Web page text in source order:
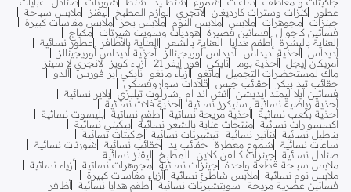
عطور
كنزات وسترات كارديغان لانجري لوازم المطبخ ليقنز
ملابس سباحة
جينزات مجوهرات ملابس ملابس النوم ملابس بحر ملابس مقاسات كبيرة
فساتين كاجوال
فساتين قصيرة هوديات وسويت شيرتات مكياج
العناية بالبشرة أطقم هدايا العناية بالشعر العناية بالأظافر
عطور نسائية
أديداس أحذية أديداس أديداس أوريجينالز
أحذية أديداس أوريجينالز
أمريكان إيجل أحذية بوما نايكي فور إيفر 21 أزياء كويز
لانجري لا سينزا
ماك لمستحضرات التجميل مانغو أزياء مانغو نايكي اير فورس ألدو
حقائب تيد بيكر
حقائب جيس
قلادات سواروفسكي
فساتين ايلا ليمتد ايديشن
اتش اند ام شارلوت تيلبري بلايز نسائية
أحذية رياضية نسائية
سنيكرز نسائية أحذية فلات نسائية
أحذية بكعب نسائية أحذية مريحة نسائية أطقم نسائية بليسوت نسائية
اكسسوارات نسائية منتجات عناية بالشعر نسائية بيكيني نسائية
بناطيل نسائية تنانير نسائية تيشيرتات نسائية جاكيتات نسائية
ساعات نسائية
شموع معطرة حقائب يد حقائب نسائية
شورتات نسائية
صنادل نسائية جينزات كالفن كلاين المطبخ
ليقنز نسائية
ملابس سباحة قطعة واحدة جينزات نسائية مجوهرات نسائية أزياء نسائية
ملابس نوم نسائية ملابس شاطئ نسائية أزياء مقاسات كبيرة
فساتين عصرية مريحة
سويتشيرتات نسائية أطقم هدايا نسائية أظافر